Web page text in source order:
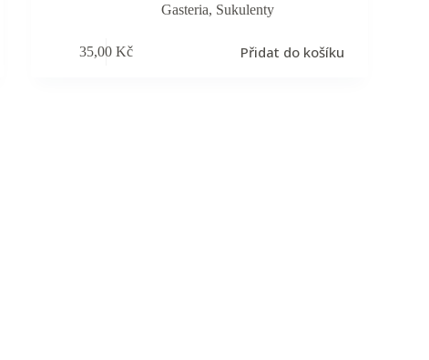
Gasteria, Sukulenty
35,00 Kč Přidat do košíku